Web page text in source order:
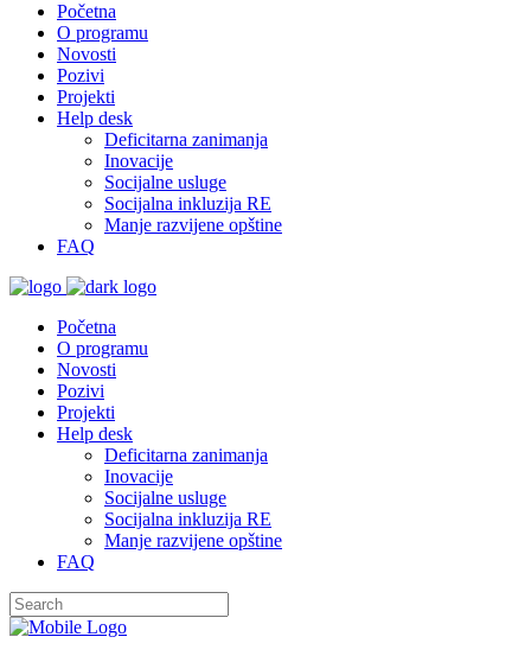
Početna
O programu
Novosti
Pozivi
Projekti
Help desk
Deficitarna zanimanja
Inovacije
Socijalne usluge
Socijalna inkluzija RE
Manje razvijene opštine
FAQ
Početna
O programu
Novosti
Pozivi
Projekti
Help desk
Deficitarna zanimanja
Inovacije
Socijalne usluge
Socijalna inkluzija RE
Manje razvijene opštine
FAQ